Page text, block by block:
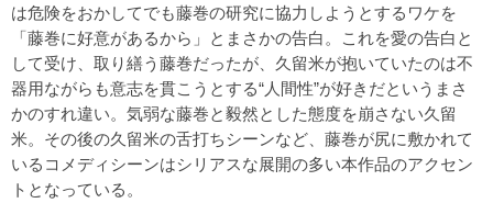
は危険をおかしてでも藤巻の研究に協力しようとするワケを
「藤巻に好意があるから」とまさかの告白。これを愛の告白と
して受け、取り繕う藤巻だったが、久留米が抱いていたのは不
器用ながらも意志を貫こうとする“人間性”が好きだというまさ
かのすれ違い。気弱な藤巻と毅然とした態度を崩さない久留
米。その後の久留米の舌打ちシーンなど、藤巻が尻に敷かれて
いるコメディシーンはシリアスな展開の多い本作品のアクセン
トとなっている。